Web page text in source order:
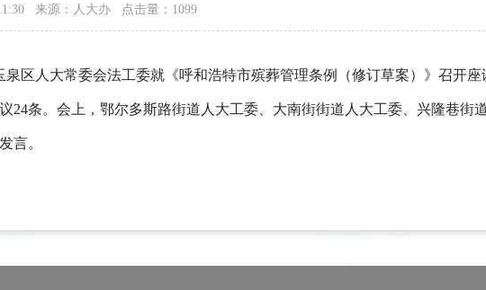
来源：人大办 点击量：1099
泉区人大常委会法工委就《呼和浩特市殡葬管理条例（修订草案）》召开
24条。会上，鄂尔多斯路街道人大工委、大南街街道人大工委、兴隆巷街
言。